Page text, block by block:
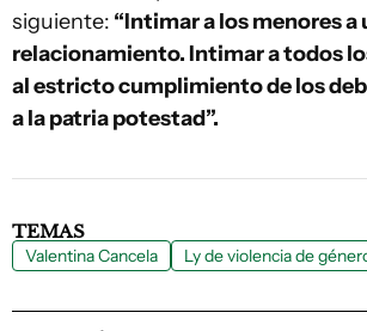
siguiente: “Intimar a los menores a
relacionamiento. Intimar a todos
al estricto cumplimiento de los
a la patria potestad”.
TEMAS
Valentina Cancela Ly de violencia de